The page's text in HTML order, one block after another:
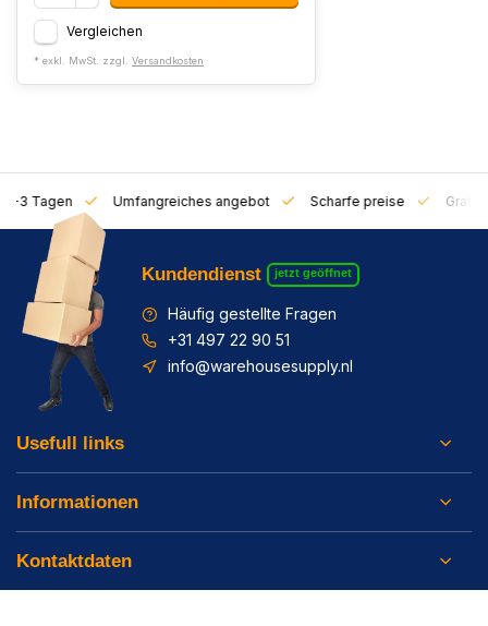
Vergleichen
* exkl. MwSt. zzgl. Versandkosten
1-3 Tagen Umfangreiches angebot Scharfe preise Gratis
Kundendienst jetzt geöffnet
Häufig gestellte Fragen
+31 497 22 90 51
info@warehousesupply.nl
Usefull links
Informationen
Kontaktdaten